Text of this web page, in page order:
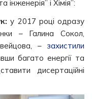
інженерія” і Хімія”:
у 2017 році одразу
– Галина Сокол,
– захистили
багато енергії та
дисертаційні